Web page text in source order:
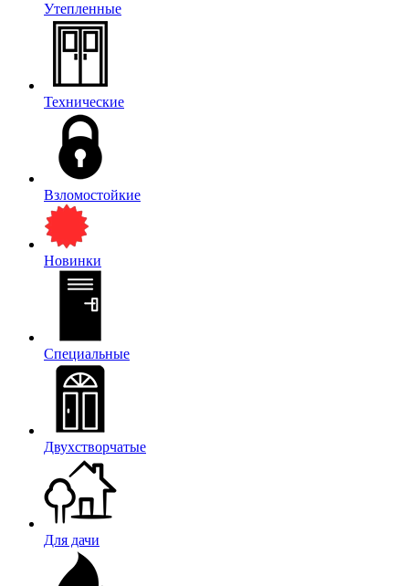
Утепленные
Технические
Взломостойкие
Новинки
Специальные
Двухстворчатые
Для дачи